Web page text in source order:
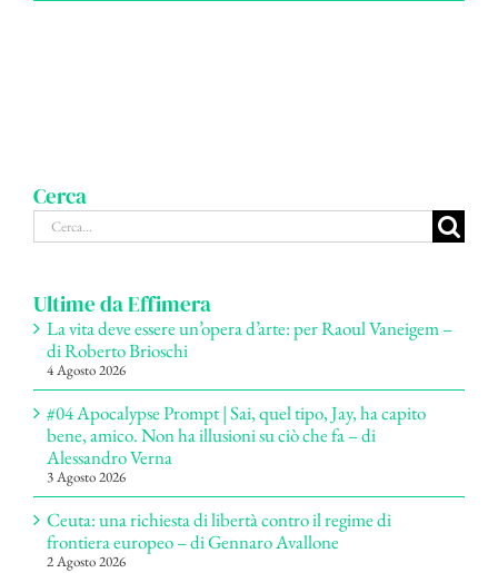
Cerca
Cerca
per:
Ultime da Effimera
La vita deve essere un’opera d’arte: per Raoul Vaneigem –
di Roberto Brioschi
4 Agosto 2026
#04 Apocalypse Prompt | Sai, quel tipo, Jay, ha capito
bene, amico. Non ha illusioni su ciò che fa – di
Alessandro Verna
3 Agosto 2026
Ceuta: una richiesta di libertà contro il regime di
frontiera europeo – di Gennaro Avallone
2 Agosto 2026